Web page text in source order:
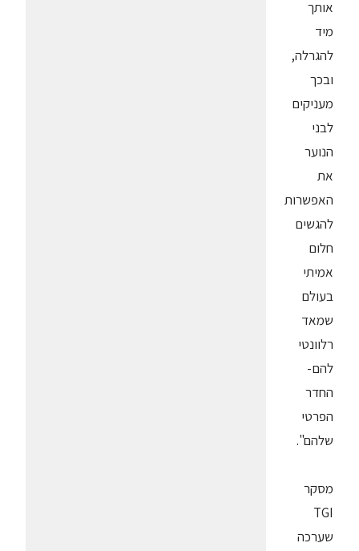
אותך
מיד
להגרלה,
ובכך
מעניקים
לבני
הנוער
את
האפשרות
להגשים
חלום
אמיתי
בעולם
שמאד
רלוונטי
להם-
החדר
הפרטי
שלהם".
מסקר
TGI
שערכה